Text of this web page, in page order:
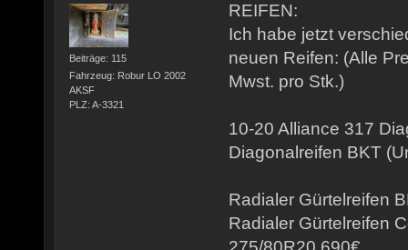
Beiträge: 115
Fahrzeug: Robur LO 2002
AKSF
PLZ: A-3321
REIFEN:
Ich habe jetzt
neuen Reifen: (Alle
Mwst. pro Stk.)
10-20 Alliance 317
Diagonalreifen BKT
Radialer Gürtelreifen
Radialer Gürtelreifen